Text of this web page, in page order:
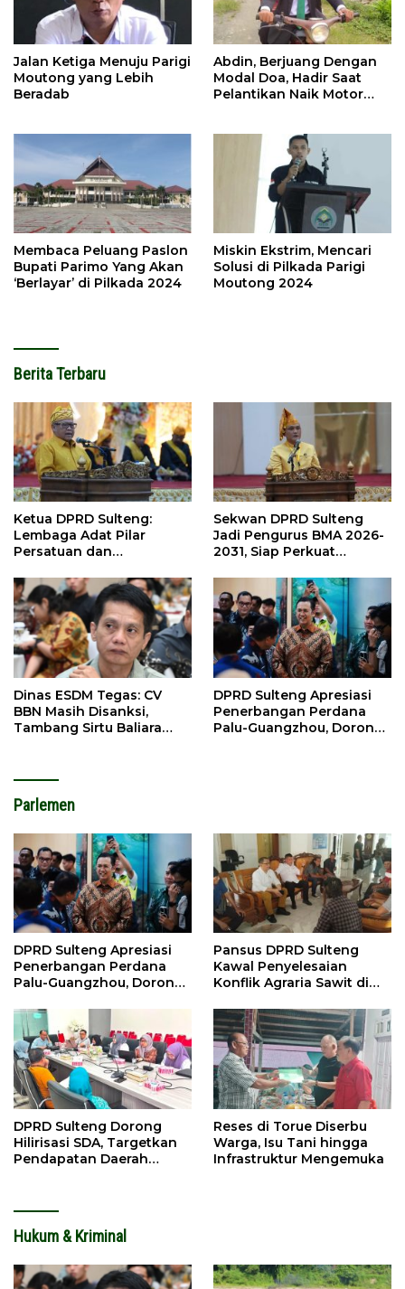
Jalan Ketiga Menuju Parigi
Moutong yang Lebih
Beradab
Abdin, Berjuang Dengan
Modal Doa, Hadir Saat
Pelantikan Naik Motor
Membaca Peluang Paslon
Bupati Parimo Yang Akan
‘Berlayar’ di Pilkada 2024
Miskin Ekstrim, Mencari
Solusi di Pilkada Parigi
Moutong 2024
Berita Terbaru
Ketua DPRD Sulteng:
Lembaga Adat Pilar
Persatuan dan
Sekwan DPRD Sulteng
Jadi Pengurus BMA 2026-
2031, Siap Perkuat
Dinas ESDM Tegas: CV
BBN Masih Disanksi,
Tambang Sirtu Baliara
DPRD Sulteng Apresiasi
Penerbangan Perdana
Palu-Guangzhou, Dorong
Parlemen
DPRD Sulteng Apresiasi
Penerbangan Perdana
Palu-Guangzhou, Dorong
Pansus DPRD Sulteng
Kawal Penyelesaian
Konflik Agraria Sawit di
DPRD Sulteng Dorong
Hilirisasi SDA, Targetkan
Pendapatan Daerah
Reses di Torue Diserbu
Warga, Isu Tani hingga
Infrastruktur Mengemuka
Hukum & Kriminal